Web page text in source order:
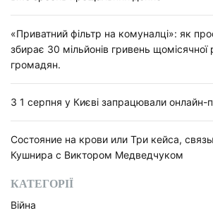
«Приватний фільтр на комуналці»: як
збирає 30 мільйонів гривень щомісячної
громадян.
З 1 серпня у Києві запрацювали онлайн-
Состояние на крови или Три кейса,
Кушнира с Виктором Медведчуком
КАТЕГОРІЇ
Війна